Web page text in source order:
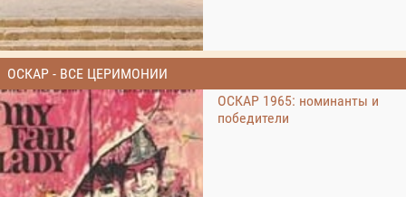
ОСКАР - ВСЕ ЦЕРИМОНИИ
ОСКАР 1965: номинанты и
победители